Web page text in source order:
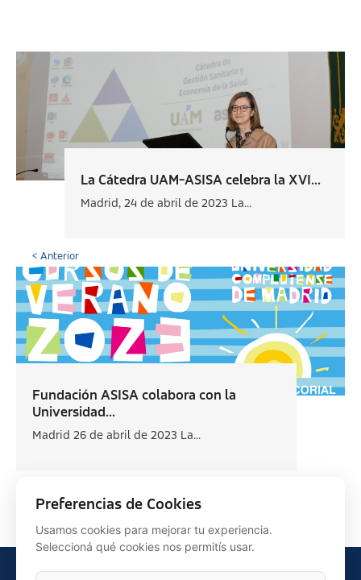
La Cátedra UAM-ASISA celebra la XVI...
Madrid, 24 de abril de 2023 La...
< Anterior
Fundación ASISA colabora con la
Universidad...
Madrid 26 de abril de 2023 La...
Preferencias de Cookies
Usamos cookies para mejorar tu experiencia.
Seleccioná qué cookies nos permitís usar.